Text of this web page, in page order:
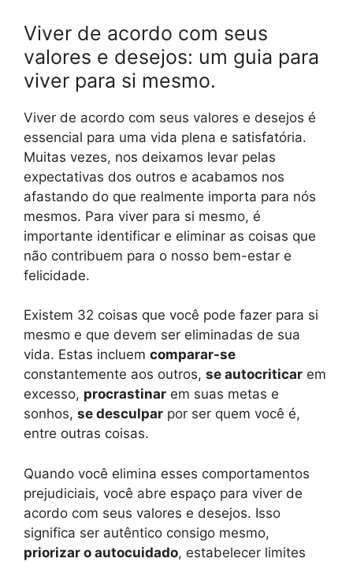
Viver de acordo com seus
valores e desejos: um guia para
viver para si mesmo.
Viver de acordo com seus valores e desejos é
essencial para uma vida plena e satisfatória.
Muitas vezes, nos deixamos levar pelas
expectativas dos outros e acabamos nos
afastando do que realmente importa para nós
mesmos. Para viver para si mesmo, é
importante identificar e eliminar as coisas que
não contribuem para o nosso bem-estar e
felicidade.
Existem 32 coisas que você pode fazer para si
mesmo e que devem ser eliminadas de sua
vida. Estas incluem comparar-se
constantemente aos outros, se autocriticar em
excesso, procrastinar em suas metas e
sonhos, se desculpar por ser quem você é,
entre outras coisas.
Quando você elimina esses comportamentos
prejudiciais, você abre espaço para viver de
acordo com seus valores e desejos. Isso
significa ser autêntico consigo mesmo,
priorizar o autocuidado, estabelecer limites